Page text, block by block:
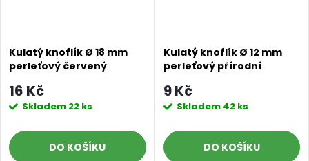
Kulatý knoflík Ø 18 mm
perleťový červený
16 Kč
Skladem 22 ks
DO KOŠÍKU
Kulatý knoflík Ø 12 mm
perleťový přírodní
9 Kč
Skladem 42 ks
DO KOŠÍKU